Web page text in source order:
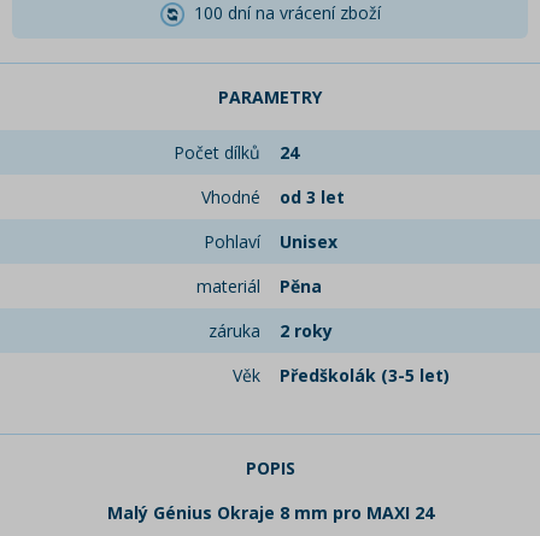
100 dní na vrácení zboží
PARAMETRY
Počet dílků
24
Vhodné
od 3 let
Pohlaví
Unisex
materiál
Pěna
záruka
2 roky
Věk
Předškolák (3-5 let)
POPIS
Malý Génius Okraje 8 mm pro MAXI 24